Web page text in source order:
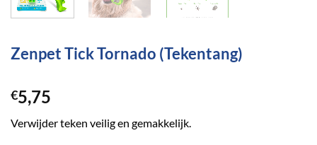
Zenpet Tick Tornado (Tekentang)
€5,75
Verwijder teken veilig en gemakkelijk.